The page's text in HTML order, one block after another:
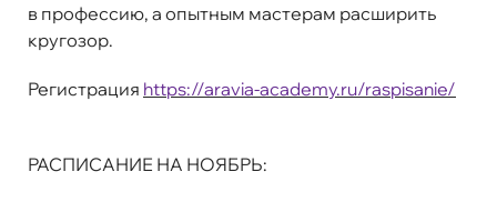
в профессию, а опытным мастерам расширить
кругозор.
Регистрация https://aravia-academy.ru/raspisanie/
РАСПИСАНИЕ НА НОЯБРЬ: